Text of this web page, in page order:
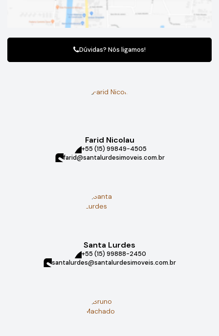
Dúvidas? Nós ligamos!
Farid Nicolau
+55 (15) 99849-4505
farid@santalurdesimoveis.com.br
Santa Lurdes
+55 (15) 99888-2450
santalurdes@santalurdesimoveis.com.br